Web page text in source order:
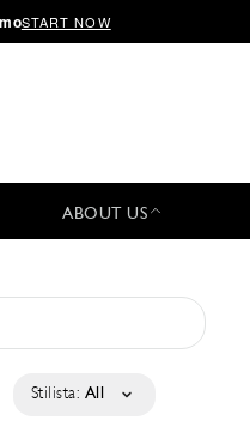
START NOW
ABOUT US
Stilista: All